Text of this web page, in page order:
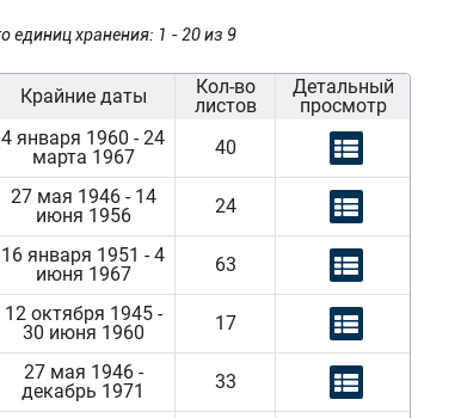
единиц хранения: 1 - 20 из 9
Крайние даты
Кол-во
листов
Детальный
просмотр
4 января 1960 - 24
марта 1967
40
27 мая 1946 - 14
июня 1956
24
16 января 1951 - 4
июня 1967
63
12 октября 1945 -
30 июня 1960
17
27 мая 1946 -
декабрь 1971
33